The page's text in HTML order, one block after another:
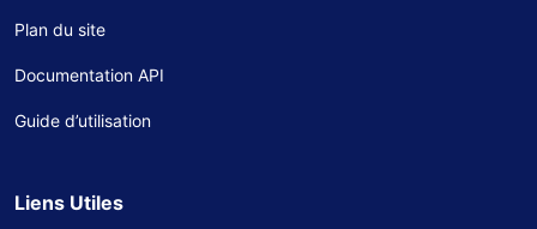
Plan du site
Documentation API
Guide d’utilisation
Liens Utiles